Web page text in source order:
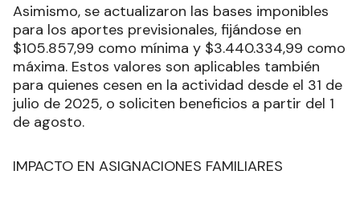
Asimismo, se actualizaron las bases imponibles
para los aportes previsionales, fijándose en
$105.857,99 como mínima y $3.440.334,99 como
máxima. Estos valores son aplicables también
para quienes cesen en la actividad desde el 31 de
julio de 2025, o soliciten beneficios a partir del 1
de agosto.
IMPACTO EN ASIGNACIONES FAMILIARES